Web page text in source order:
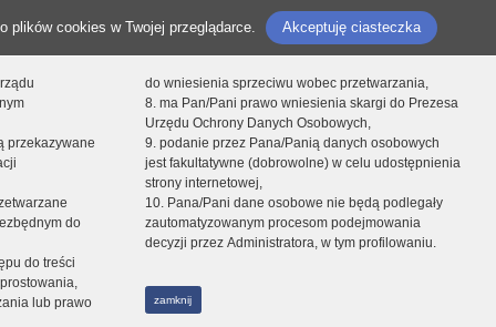
plików cookies w Twojej przeglądarce. Akceptuję ciasteczka
przekazywane
do
do treści
lub prawo
do wniesienia sprzeciwu wobec przetwarzania,
8. ma Pan/Pani prawo wniesienia skargi do Prezesa
Urzędu Ochrony Danych Osobowych,
9. podanie przez Pana/Panią danych osobowych
jest fakultatywne (dobrowolne) w celu udostępnienia
strony internetowej,
10. Pana/Pani dane osobowe nie będą podlegały
zautomatyzowanym procesom podejmowania
decyzji przez Administratora, w tym profilowaniu.
zamknij